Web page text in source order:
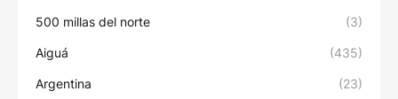
500 millas del norte (3)
Aiguá (435)
Argentina (23)